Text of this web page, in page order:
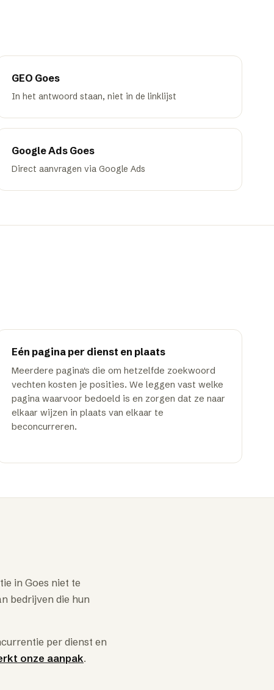
GEO Goes
In het antwoord staan, niet in de linklijst
Google Ads Goes
Direct aanvragen via Google Ads
Eén pagina per dienst en plaats
Meerdere pagina's die om hetzelfde zoekwoord
vechten kosten je posities. We leggen vast welke
pagina waarvoor bedoeld is en zorgen dat ze naar
elkaar wijzen in plaats van elkaar te
beconcurreren.
in Goes niet te
bedrijven die hun
per dienst en
onze aanpak.